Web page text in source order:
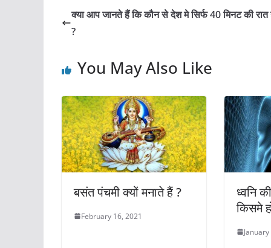
e
o
k
s
p
er e l e
क्या आप जानते हैं कि कौन से देश मे सिर्फ 40 मिनट की रात
?
You May Also Like
बसंत पंचमी क्यों मनाते हैं ?
February 16, 2021
ध्वनि
किसमे